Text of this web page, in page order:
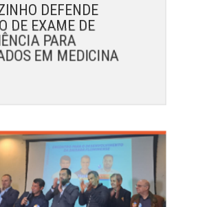
DEFENDE
DE EXAME DE
PARA
EM MEDICINA